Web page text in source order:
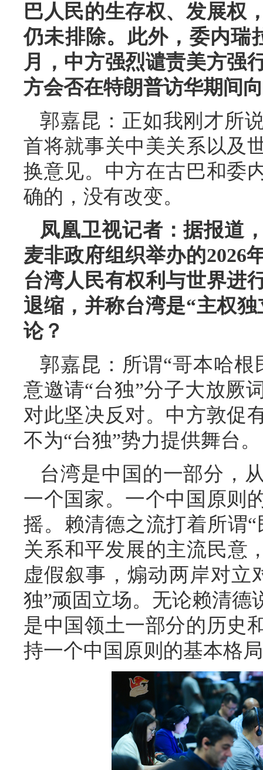
巴人民的生存权、发展权
仍未排除。此外，委内瑞
月，中方强烈谴责美方强
方会否在特朗普访华期间
郭嘉昆：正如我刚才所
首将就事关中美关系以及
换意见。中方在古巴和委
确的，没有改变。
凤凰卫视记者：据报道
麦非政府组织举办的2026
台湾人民有权利与世界进
退缩，并称台湾是“主权
论？
郭嘉昆：所谓“哥本哈
意邀请“台独”分子大放厥
对此坚决反对。中方敦促
不为“台独”势力提供舞台。
台湾是中国的一部分，
一个国家。一个中国原则
摇。赖清德之流打着所谓
关系和平发展的主流民意
虚假叙事，煽动两岸对立
独”顽固立场。无论赖清德
是中国领土一部分的历史
持一个中国原则的基本格